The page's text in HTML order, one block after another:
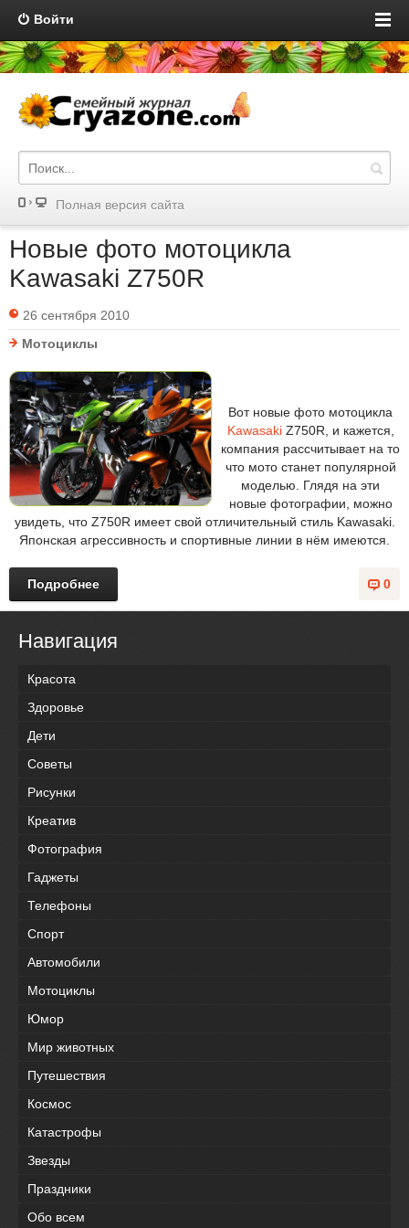
Войти
Полная версия сайта
Новые фото мотоцикла
Kawasaki Z750R
26 сентября 2010
Мотоциклы
Вот новые фото мотоцикла
KawasakiZ750R, и кажется,
компания рассчитывает на то
что мото станет популярной
моделью. Глядя на эти
новые фотографии, можно
увидеть, что Z750R имеет свой отличительный стиль Kawasaki.
Японская агрессивность и спортивные линии в нём имеются.
0
Подробнее
Навигация
Красота
Здоровье
Дети
Советы
Рисунки
Креатив
Фотография
Гаджеты
Телефоны
Спорт
Автомобили
Мотоциклы
Юмор
Мир животных
Путешествия
Космос
Катастрофы
Звезды
Праздники
Обо всем